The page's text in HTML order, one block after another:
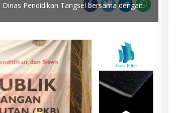
Pendidikan Tangsel bersama dengan